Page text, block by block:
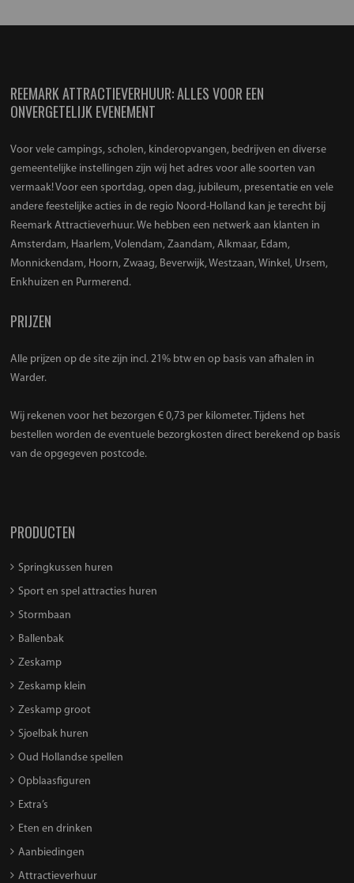
REEMARK ATTRACTIEVERHUUR: ALLES VOOR EEN
ONVERGETELIJK EVENEMENT
Voor vele campings, scholen, kinderopvangen, bedrijven en diverse
gemeentelijke instellingen zijn wij het adres voor alle soorten van
vermaak! Voor een sportdag, open dag, jubileum, presentatie en vele
andere feestelijke acties in de regio Noord-Holland kan je terecht bij
Reemark Attractieverhuur. We hebben een netwerk aan klanten in
Amsterdam, Haarlem, Volendam, Zaandam, Alkmaar, Edam,
Monnickendam, Hoorn, Zwaag, Beverwijk, Westzaan, Winkel, Ursem,
Enkhuizen en Purmerend.
PRIJZEN
Alle prijzen op de site zijn incl. 21% btw en op basis van afhalen in
Warder.
Wij rekenen voor het bezorgen € 0,73 per kilometer. Tijdens het
bestellen worden de eventuele bezorgkosten direct berekend op basis
van de opgegeven postcode.
PRODUCTEN
Springkussen huren
Sport en spel attracties huren
Stormbaan
Ballenbak
Zeskamp
Zeskamp klein
Zeskamp groot
Sjoelbak huren
Oud Hollandse spellen
Opblaasfiguren
Extra’s
Eten en drinken
Aanbiedingen
Attractieverhuur